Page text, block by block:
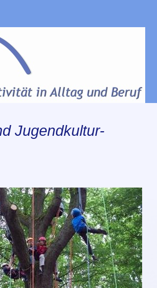
Jugendkultur-